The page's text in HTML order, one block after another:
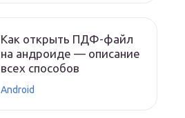
Как открыть ПДФ-файл
на андроиде — описание
всех способов
Android